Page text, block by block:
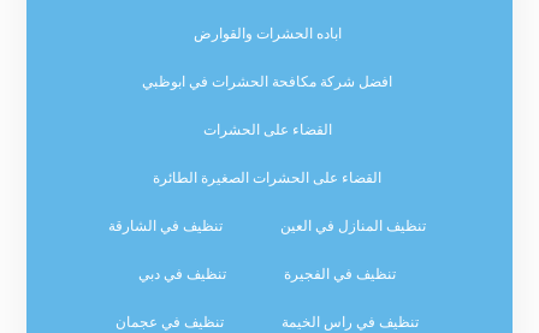
اباده الحشرات والقوارض
افضل شركة مكافحة الحشرات في ابوظبي
القضاء على الحشرات
القضاء على الحشرات الصغيرة الطائرة
تنظيف المنازل في العين تنظيف في الشارقة
تنظيف في الفجيرة تنظيف في دبي
تنظيف في راس الخيمة تنظيف في عجمان